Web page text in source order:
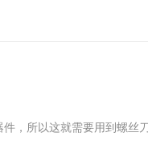
，所以这就需要用到螺丝